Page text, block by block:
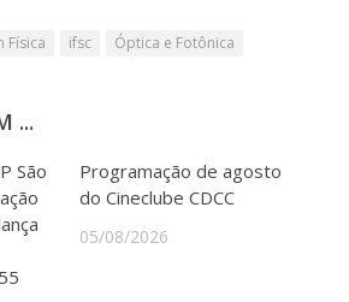
Física ifsc Óptica e Fotônica
...
São
Programação de agosto
do Cineclube CDCC
05/08/2026